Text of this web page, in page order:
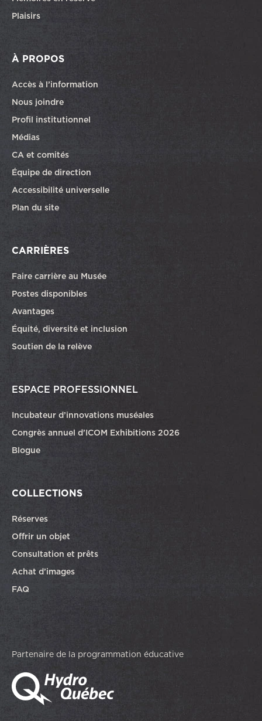
Plaisirs
À PROPOS
Accès à l’information
Nous joindre
Profil institutionnel
Médias
CA et comités
Équipe de direction
Accessibilité universelle
Plan du site
CARRIÈRES
Faire carrière au Musée
Postes disponiblesCe lien ouvrira dans une autre fenêtre
Avantages
Équité, diversité et inclusion
Soutien de la relève
ESPACE PROFESSIONNEL
Incubateur d’innovations muséales
Congrès annuel d’ICOM Exhibitions 2026
Blogue
COLLECTIONS
Réserves
Offrir un objet
Consultation et prêts
Achat d’images
FAQ
Partenaire de la programmation éducative